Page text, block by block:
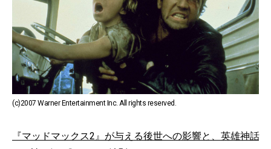
(c)2007 Warner Entertainment Inc. All rights reserved.
『マッドマックス2』が与える後世への影響と、英雄神話